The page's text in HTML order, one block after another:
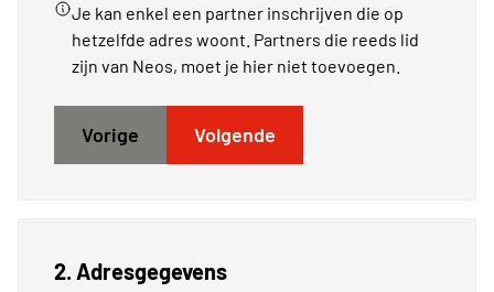
Je kan enkel een partner inschrijven die op
hetzelfde adres woont. Partners die reeds lid
zijn van Neos, moet je hier niet toevoegen.
Vorige Volgende
2. Adresgegevens